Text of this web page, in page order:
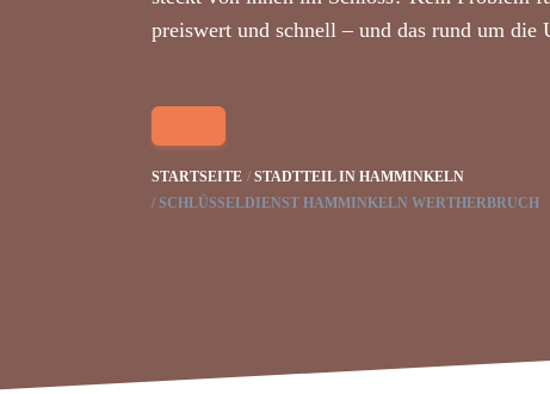
preiswert und schnell – und das rund um die
STARTSEITE
STADTTEIL IN HAMMINKELN
SCHLÜSSELDIENST HAMMINKELN WERTHERBRUCH